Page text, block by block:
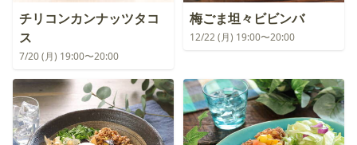
チリコンカンナッツタコ
ス
7/20 (月) 19:00〜20:00
梅ごま坦々ビビンバ
12/22 (月) 19:00〜20:00